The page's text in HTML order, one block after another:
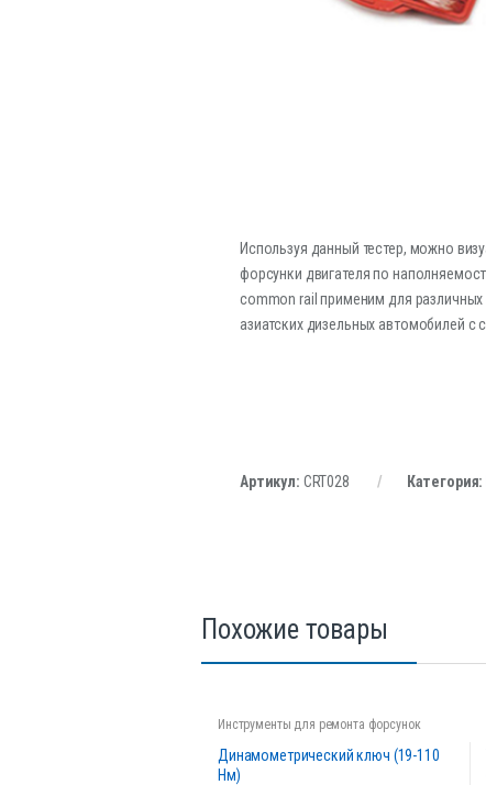
Используя данный тестер, можно
форсунки двигателя по
common rail применим для различных
азиатских дизельных автомобилей с
Артикул: CRT028 Категория:
Похожие товары
Инструменты для ремонта форсунок
Динамометрический ключ (19-110
Нм)